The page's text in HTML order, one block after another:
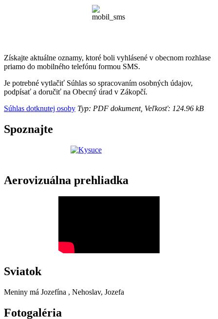
Získajte aktuálne oznamy, ktoré boli vyhlásené v obecnom rozhlase
priamo do mobilného telefónu formou SMS.
Je potrebné vytlačiť Súhlas so spracovaním osobných údajov,
podpísať a doručiť na Obecný úrad v Zákopčí.
Súhlas dotknutej osoby Typ: PDF dokument, Veľkosť: 124.96 kB
Spoznajte
Aerovizuálna prehliadka
Sviatok
Meniny má Jozefína , Nehoslav, Jozefa
Fotogaléria